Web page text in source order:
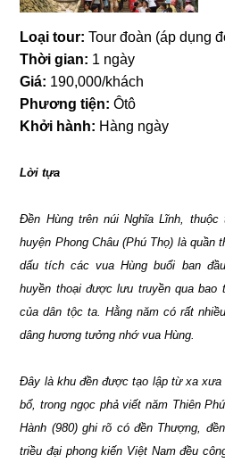
Loại tour: Tour đoàn (áp dụng
Thời gian: 1 ngày
Giá: 190,000/khách
Phương tiện:Ôtô
Khởi hành: Hàng ngày
Lời tựa
Đền Hùng trên núi Nghĩa Lĩnh,
huyện Phong Châu (Phú Thọ) là quần
dấu tích các vua Hùng buổi ban
huyền thoại được lưu truyền qua bao
của dân tộc ta. Hằng năm có rất
dâng hương tưởng nhớ vua Hùng.
Đây là khu đền được tạo lập từ xa
bổ, trong ngọc phả viết năm Thiên
Hành (980) ghi rõ có đền Thượng,
triều đại phong kiến Việt Nam đều